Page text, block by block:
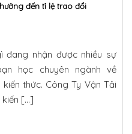
đến tỉ lệ trao đổi
nhận được nhiều sự
học chuyên ngành về
thức. Công Ty Vận Tải
kiến […]